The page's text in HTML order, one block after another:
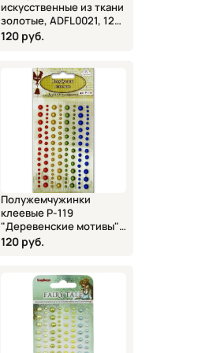
искусственные из ткани
золотые, ADFL0021, 12
шт., 4х6 см
120 руб.
Полужемчужинки
клеевые P-119
"Деревенские мотивы",
120 шт., Рукоделие
120 руб.